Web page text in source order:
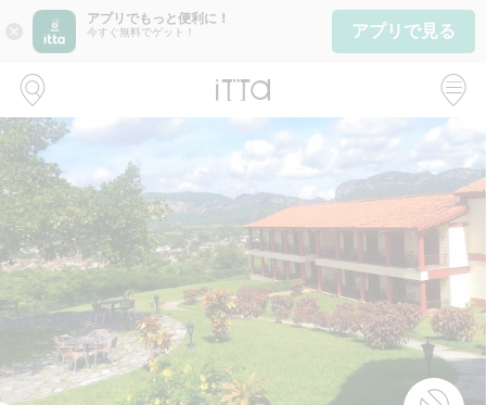
close
アプリでもっと便利に！
今すぐ無料でゲット！ アプリで見る